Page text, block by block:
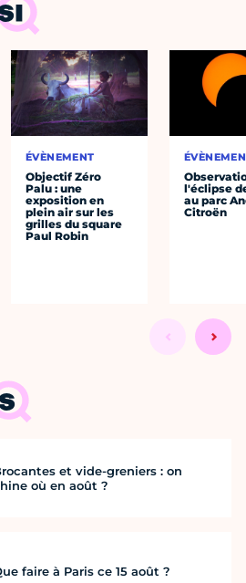
ÉVÈNEMENT
Objectif Zéro
Palu : une
exposition en
plein air sur les
grilles du square
Paul Robin
l'éclipse
au parc
Citroën
et vide-greniers : on
où en août ?
faire à Paris ce 15 août ?